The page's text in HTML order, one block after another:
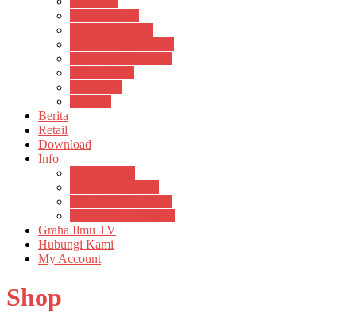
Berita
Retail
Download
Info
Graha Ilmu TV
Hubungi Kami
My Account
Shop